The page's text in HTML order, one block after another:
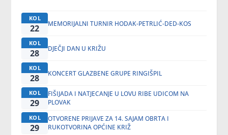
KOL
22 MEMORIJALNI TURNIR HODAK-PETRLIĆ-DED-KOS
KOL
28 DJEČJI DAN U KRIŽU
KOL
28 KONCERT GLAZBENE GRUPE RINGIŠPIL
KOL
29
FIŠIJADA I NATJECANJE U LOVU RIBE UDICOM NA
PLOVAK
KOL
29
OTVORENE PRIJAVE ZA 14. SAJAM OBRTA I
RUKOTVORINA OPĆINE KRIŽ